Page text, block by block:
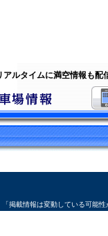
ルタイムに満空情報も配
「掲載情報は変動している可能